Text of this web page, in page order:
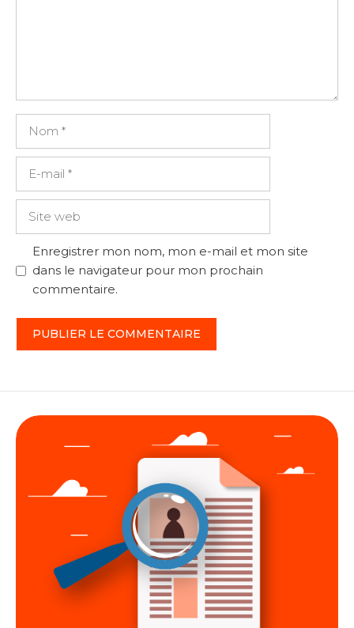
Enregistrer mon nom, mon e-mail et mon site
dans le navigateur pour mon prochain
commentaire.